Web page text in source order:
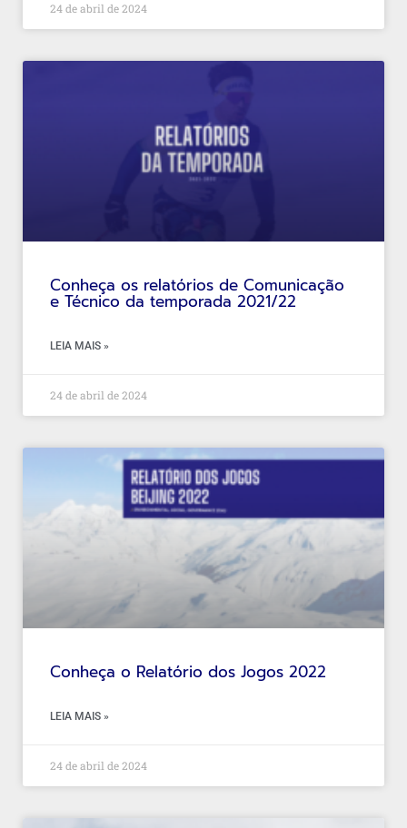
24 de abril de 2024
Conheça os relatórios de Comunicação
e Técnico da temporada 2021/22
LEIA MAIS »
24 de abril de 2024
Conheça o Relatório dos Jogos 2022
LEIA MAIS »
24 de abril de 2024